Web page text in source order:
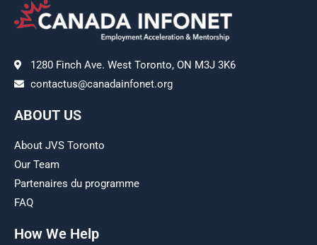
1280 Finch Ave. West Toronto, ON M3J 3K6
contactus@canadainfonet.org
ABOUT US
About JVS Toronto
Our Team
Partenaires du programme
FAQ
How We Help